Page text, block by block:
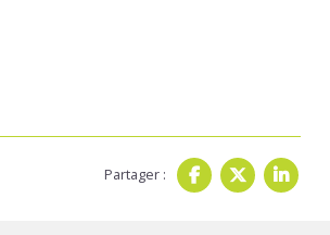
Partager :